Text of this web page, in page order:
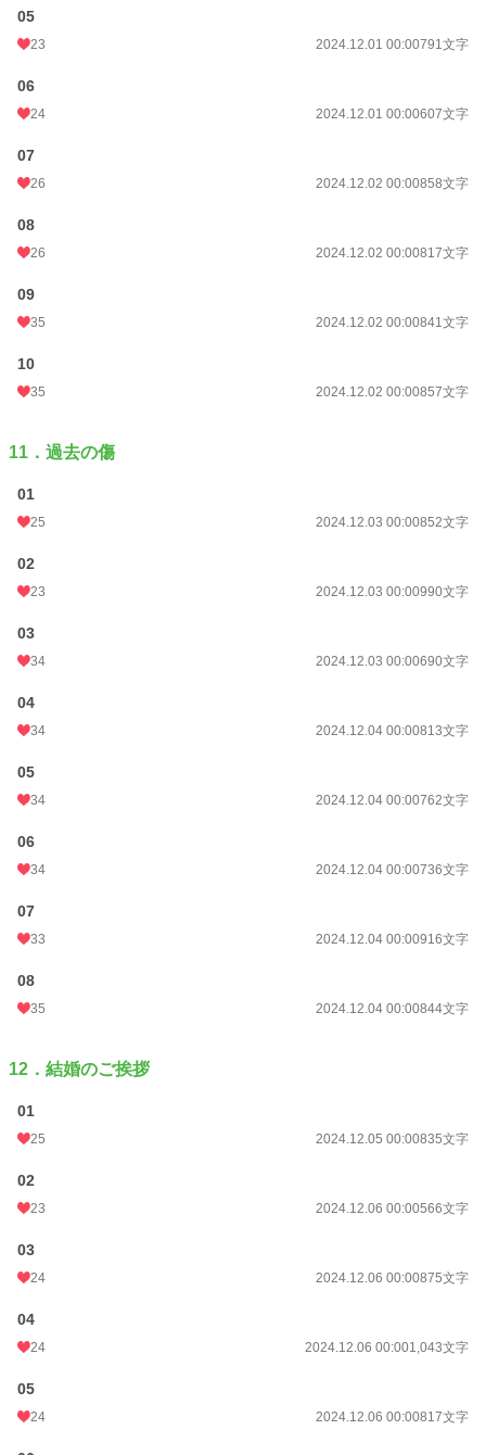
05
23 2024.12.01 00:00791文字
06
24 2024.12.01 00:00607文字
07
26 2024.12.02 00:00858文字
08
26 2024.12.02 00:00817文字
09
35 2024.12.02 00:00841文字
10
35 2024.12.02 00:00857文字
11．過去の傷
01
25 2024.12.03 00:00852文字
02
23 2024.12.03 00:00990文字
03
34 2024.12.03 00:00690文字
04
34 2024.12.04 00:00813文字
05
34 2024.12.04 00:00762文字
06
34 2024.12.04 00:00736文字
07
33 2024.12.04 00:00916文字
08
35 2024.12.04 00:00844文字
12．結婚のご挨拶
01
25 2024.12.05 00:00835文字
02
23 2024.12.06 00:00566文字
03
24 2024.12.06 00:00875文字
04
24 2024.12.06 00:001,043文字
05
24 2024.12.06 00:00817文字